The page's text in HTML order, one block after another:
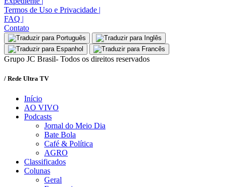
Termos de Uso e Privacidade |
FAQ |
Contato
Grupo JC Brasil- Todos os direitos reservados
/ Rede Ultra TV
Início
AO VIVO
Podcasts
Jornal do Meio Dia
Bate Bola
Café & Política
AGRO
Classificados
Colunas
Geral